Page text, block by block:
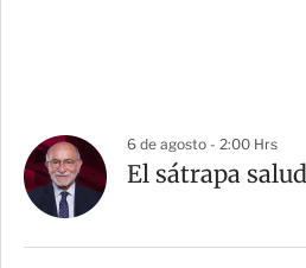
6 de agosto - 2:00 Hrs
El sátrapa